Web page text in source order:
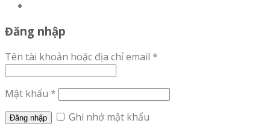
Đăng nhập
Tên tài khoản hoặc địa chỉ email *
Mật khẩu *
Ghi nhớ mật khẩu